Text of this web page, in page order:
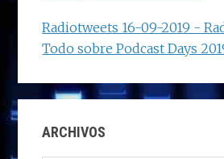
Radiotweets 16-09-2019 -
Todo sobre Podcast Days
ARCHIVOS